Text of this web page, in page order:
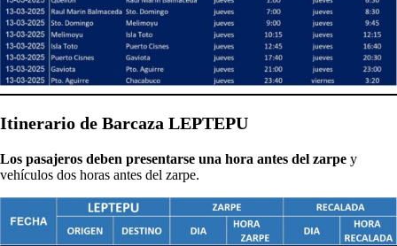
Itinerario de Barcaza LEPTEPU
Los pasajeros deben presentarse una hora antes del zarpe y
vehículos dos horas antes del zarpe.